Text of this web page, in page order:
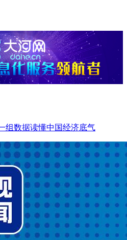
组数据读懂中国经济底气